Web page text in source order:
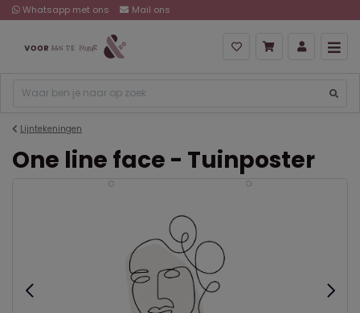
Whatsapp met ons Mail ons
Lijntekeningen
One line face - Tuinposter